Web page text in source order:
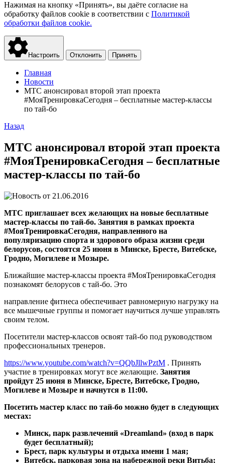
Нажимая на кнопку «Принять», вы даёте согласие на
обработку файлов cookie в соответствии с Политикой
обработки файлов cookie.
Настроить Отклонить Принять
Главная
Новости
МТС анонсировал второй этап проекта
#МояТренировкаСегодня – бесплатные мастер-классы
по тай-бо
Назад
МТС анонсировал второй этап проекта
#МояТренировкаСегодня – бесплатные
мастер-классы по тай-бо
21.06.2016
МТС приглашает всех желающих на новые бесплатные
мастер-классы по тай-бо. Занятия в рамках проекта
#МояТренировкаСегодня, направленного на
популяризацию спорта и здорового образа жизни среди
белорусов, состоятся 25 июня в Минске, Бресте, Витебске,
Гродно, Могилеве и Мозыре.
Ближайшие мастер-классы проекта #МояТренировкаСегодня
познакомят белорусов с тай-бо. Это
направление фитнеса обеспечивает равномерную нагрузку на
все мышечные группы и помогает научиться лучше управлять
своим телом.
Посетители мастер-классов освоят тай-бо под руководством
профессиональных тренеров.
https://www.youtube.com/watch?v=QQbJllwPztM . Принять
участие в тренировках могут все желающие. Занятия
пройдут 25 июня в Минске, Бресте, Витебске, Гродно,
Могилеве и Мозыре и начнутся в 11:00.
Посетить мастер класс по тай-бо можно будет в следующих
местах:
Минск, парк развлечений «Dreamland» (вход в парк
будет бесплатный);
Брест, парк культуры и отдыха имени 1 мая;
Витебск, парковая зона на набережной реки Витьба;